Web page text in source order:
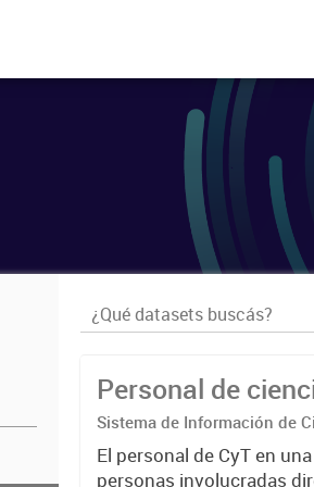
Personal de
Sistema de Información de
El personal de CyT en
personas involucradas